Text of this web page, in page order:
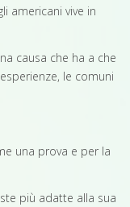
americani vive in
causa che ha a che
le comuni
una prova e per la
più adatte alla sua